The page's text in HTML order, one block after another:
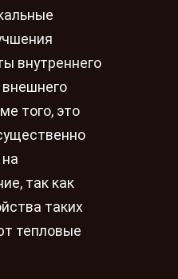
внутреннего
того, это
так как
таких
тепловые